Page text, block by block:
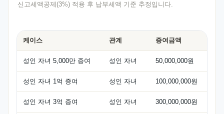
신고세액공제(3%) 적용 후 납부세액 기준 추정입니다.
케이스 관계 증여금액
성인 자녀 5,000만 증여 성인 자녀 50,000,000원
성인 자녀 1억 증여 성인 자녀 100,000,000원
성인 자녀 3억 증여 성인 자녀 300,000,000원